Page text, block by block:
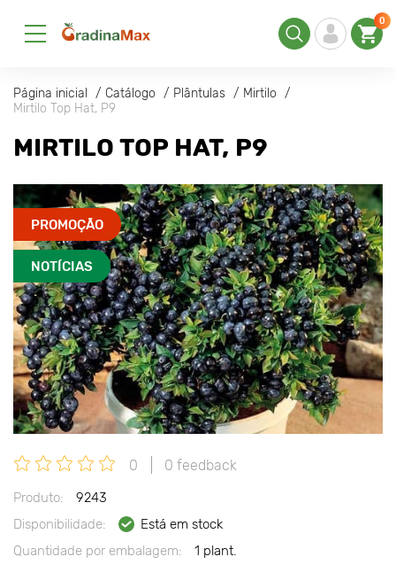
0
Página inicial Catálogo Plântulas
Mirtilo
Mirtilo Top Hat, P9
MIRTILO TOP HAT, P9
PROMOÇÃO
NOTÍCIAS
0 0 feedback
Produto:
9243
Disponibilidade:
Está em stock
Quantidade por embalagem:
1 plant.